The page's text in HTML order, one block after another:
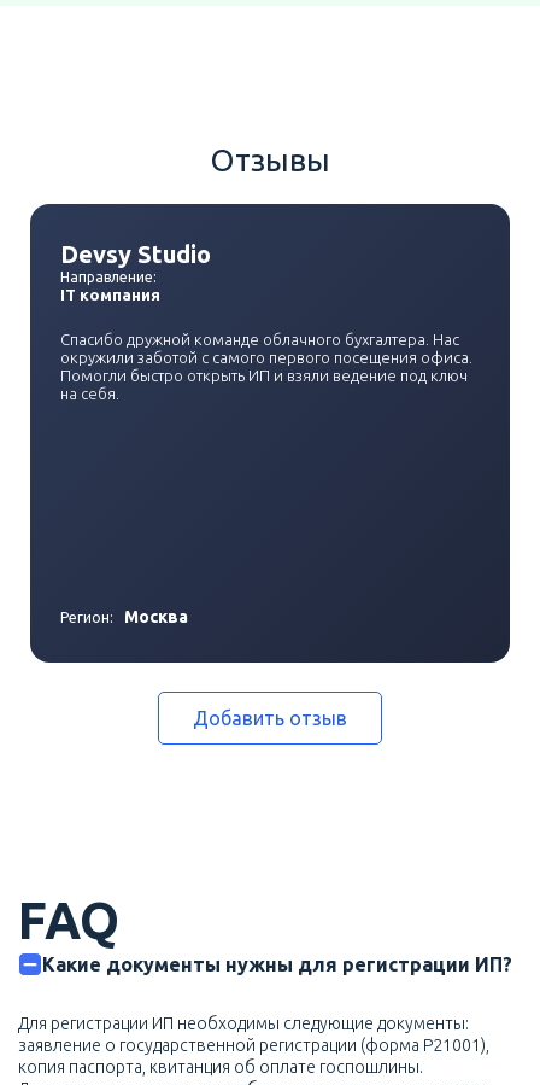
Отзывы
Devsy Studio
Направление:
IT компания
Спасибо дружной команде облачного бухгалтера. Нас
окружили заботой с самого первого посещения офиса.
Помогли быстро открыть ИП и взяли ведение под ключ
на себя.
Регион: Москва
Добавить отзыв
FAQ
Какие документы нужны для регистрации ИП?
Для регистрации ИП необходимы следующие документы:
заявление о государственной регистрации (форма Р21001),
копия паспорта, квитанция об оплате госпошлины.